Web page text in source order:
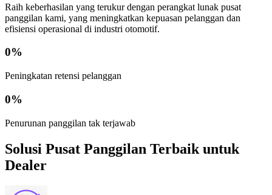
Raih keberhasilan yang terukur dengan perangkat lunak pusat
panggilan kami, yang meningkatkan kepuasan pelanggan dan
efisiensi operasional di industri otomotif.
0%
Peningkatan retensi pelanggan
0%
Penurunan panggilan tak terjawab
Solusi Pusat Panggilan Terbaik untuk
Dealer